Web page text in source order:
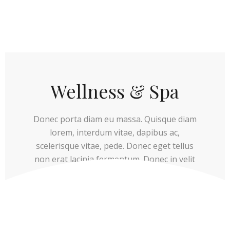
Wellness & Spa
Donec porta diam eu massa. Quisque diam
lorem, interdum vitae, dapibus ac,
scelerisque vitae, pede. Donec eget tellus
non erat lacinia fermentum. Donec in velit